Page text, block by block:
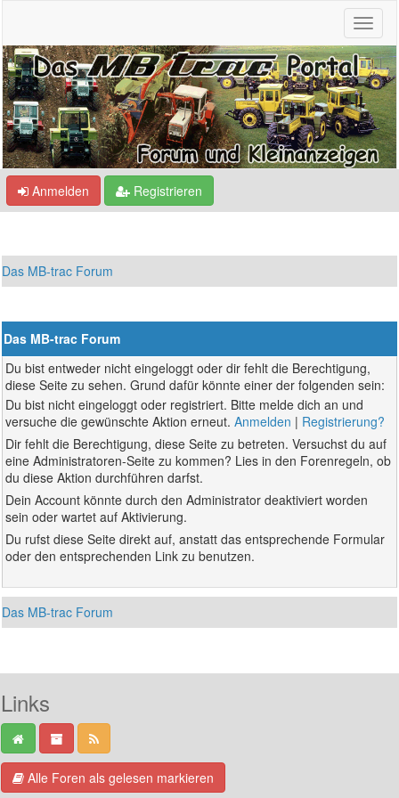
Anmelden Registrieren
Das MB-trac Forum
Das MB-trac Forum
Du bist entweder nicht eingeloggt oder dir fehlt die Berechtigung,
diese Seite zu sehen. Grund dafür könnte einer der folgenden sein:
Du bist nicht eingeloggt oder registriert. Bitte melde dich an und
versuche die gewünschte Aktion erneut.Anmelden | Registrierung?
Dir fehlt die Berechtigung, diese Seite zu betreten. Versuchst du auf
eine Administratoren-Seite zu kommen? Lies in den Forenregeln, ob
du diese Aktion durchführen darfst.
Dein Account könnte durch den Administrator deaktiviert worden
sein oder wartet auf Aktivierung.
Du rufst diese Seite direkt auf, anstatt das entsprechende Formular
oder den entsprechenden Link zu benutzen.
Das MB-trac Forum
Links
Alle Foren als gelesen markieren